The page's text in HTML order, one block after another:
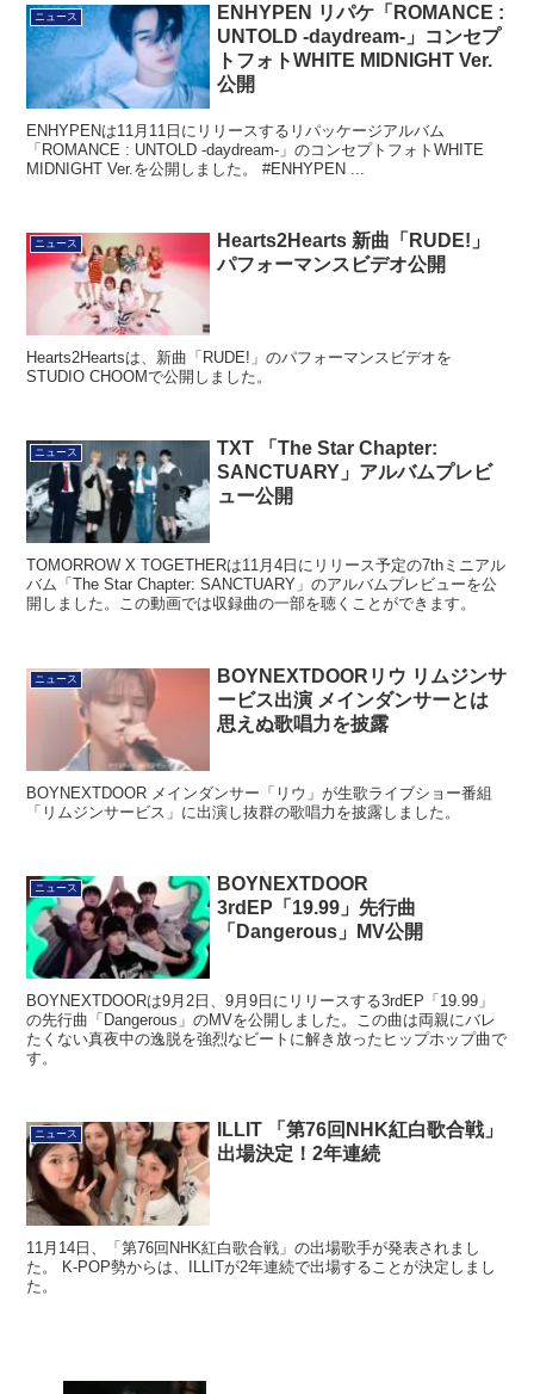
ニュース
ENHYPEN リパケ「ROMANCE :
UNTOLD -daydream-」コンセプ
トフォトWHITE MIDNIGHT Ver.
公開
ENHYPENは11月11日にリリースするリパッケージアルバム
「ROMANCE : UNTOLD -daydream-」のコンセプトフォトWHITE
MIDNIGHT Ver.を公開しました。 #ENHYPEN ...
ニュース
Hearts2Hearts 新曲「RUDE!」
パフォーマンスビデオ公開
Hearts2Heartsは、新曲「RUDE!」のパフォーマンスビデオを
STUDIO CHOOMで公開しました。
ニュース
TXT 「The Star Chapter:
SANCTUARY」アルバムプレビ
ュー公開
TOMORROW X TOGETHERは11月4日にリリース予定の7thミニアル
バム「The Star Chapter: SANCTUARY」のアルバムプレビューを公
開しました。この動画では収録曲の一部を聴くことができます。
ニュース
BOYNEXTDOORリウ リムジンサ
ービス出演 メインダンサーとは
思えぬ歌唱力を披露
BOYNEXTDOOR メインダンサー「リウ」が生歌ライブショー番組
「リムジンサービス」に出演し抜群の歌唱力を披露しました。
ニュース
BOYNEXTDOOR
3rdEP「19.99」先行曲
「Dangerous」MV公開
BOYNEXTDOORは9月2日、9月9日にリリースする3rdEP「19.99」
の先行曲「Dangerous」のMVを公開しました。この曲は両親にバレ
たくない真夜中の逸脱を強烈なビートに解き放ったヒップホップ曲で
す。
ニュース
ILLIT 「第76回NHK紅白歌合戦」
出場決定！2年連続
11月14日、「第76回NHK紅白歌合戦」の出場歌手が発表されまし
た。 K-POP勢からは、ILLITが2年連続で出場することが決定しまし
た。